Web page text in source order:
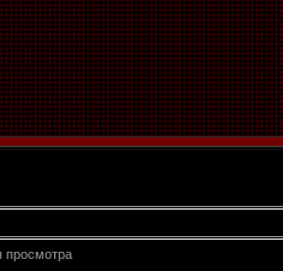
просмотра